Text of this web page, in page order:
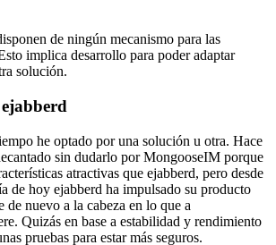
de ningún mecanismo para las
implica desarrollo para poder adaptar
solución.
he optado por una solución u otra. Hace
sin dudarlo por MongooseIM porque
atractivas que ejabberd, pero desde
de hoy ejabberd ha impulsado su producto
de nuevo a la cabeza en lo que a
Quizás en base a estabilidad y rendimiento
pruebas para estar más seguros.